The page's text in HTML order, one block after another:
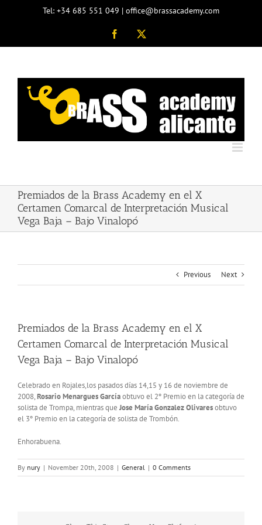
Tel: +34 685 551 049 | office@brassacademy.com
Facebook
Premiados de la Brass Academy en el X
Certamen Comarcal de Interpretación Musical
Vega Baja – Bajo Vinalopó
Previous Next
Premiados de la Brass Academy en el X
Certamen Comarcal de Interpretación Musical
Vega Baja – Bajo Vinalopó
Celebrado en Rojales,los pasados días 14,15 y 16 de noviembre de
2008,Rosario Menargues Garcíaobtuvo el 2º Premio en la categoría de
solista de Trompa, mientras que Jose María Gonzalez Olivaresobtuvo
el 3º Premio en la categoría de solista de Trombón.
Enhorabuena.
By nury | November 20th, 2008 | General | 0 Comments